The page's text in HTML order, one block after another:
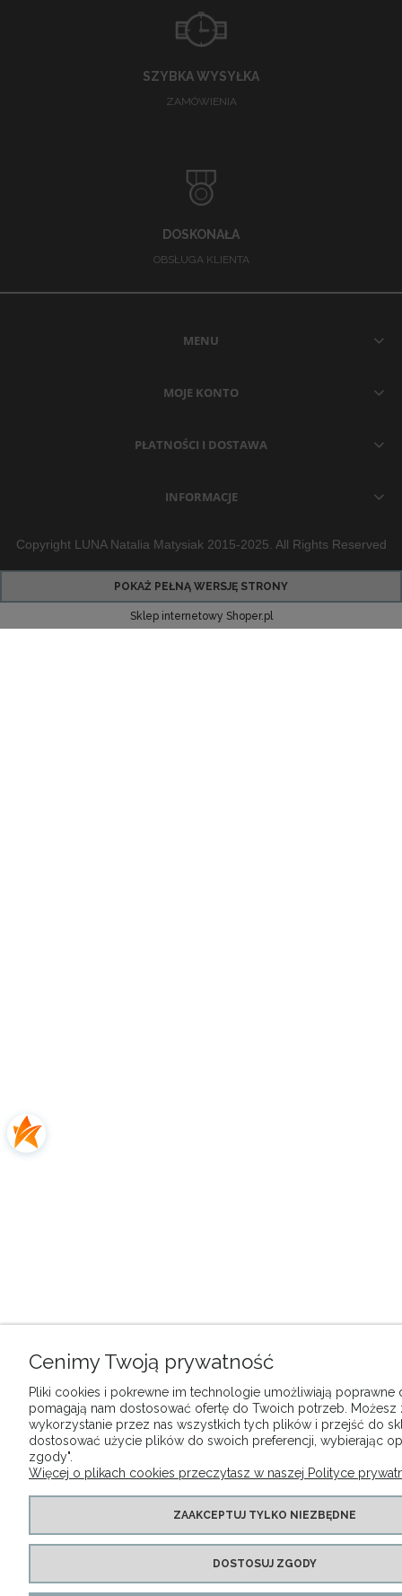
SZYBKA WYSYŁKA
ZAMÓWIENIA
DOSKONAŁA
OBSŁUGA KLIENTA
MENU
MOJE KONTO
PŁATNOŚCI I DOSTAWA
INFORMACJE
Copyright LUNA Natalia Matysiak 2015-2025. All Rights Reserved
POKAŻ PEŁNĄ WERSJĘ STRONY
Sklep internetowy Shoper.pl
Cenimy Twoją prywatność
Pliki cookies i pokrewne im technologie umożliwiają poprawne
pomagają nam dostosować ofertę do Twoich potrzeb. Możesz
wykorzystanie przez nas wszystkich tych plików i przejść do
dostosować użycie plików do swoich preferencji, wybierając
zgody".
Więcej o plikach cookies przeczytasz w naszej Polityce
ZAAKCEPTUJ TYLKO NIEZBĘDNE
DOSTOSUJ ZGODY